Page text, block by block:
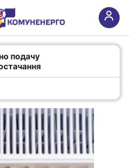
опалення та
подачу